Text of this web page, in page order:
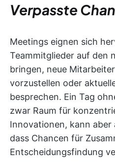
Verpasste
Meetings eignen sich
Teammitglieder auf den
bringen, neue
vorzustellen oder
besprechen. Ein Tag
zwar Raum für
Innovationen, kann aber
dass Chancen für
Entscheidungsfindung